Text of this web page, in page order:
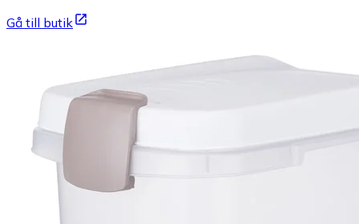
Gå till butik